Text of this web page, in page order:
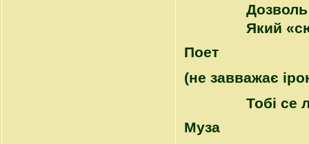
Який
Поет
(не завважає
Тобі се
Муза